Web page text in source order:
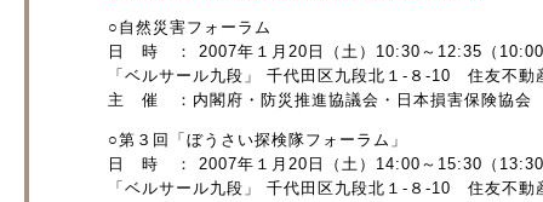
○自然災害フォーラム
日 時 ： 2007年１月20日（土）10:30～12:35（
「ベルサール九段」 千代田区九段北１-８-10 住友不動
主 催 ：内閣府・防災推進協議会・日本損害保険協会
○第３回「ぼうさい探検隊フォーラム」
日 時 ： 2007年１月20日（土）14:00～15:30（
「ベルサール九段」 千代田区九段北１-８-10 住友不動